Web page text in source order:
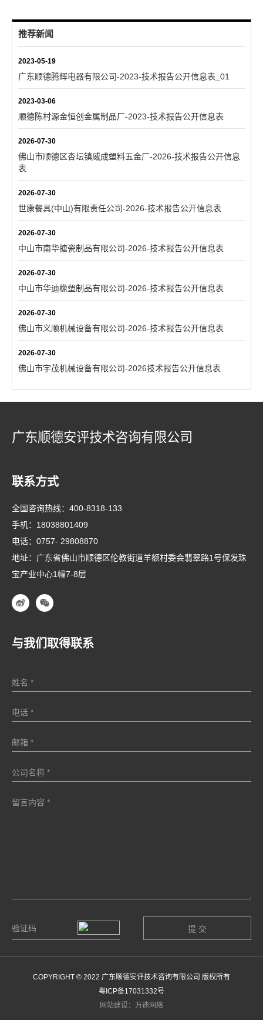
推荐新闻
2023-05-19
广东顺德腾辉电器有限公司-2023-技术报告公开信息表_01
2023-03-06
顺德陈村源金恒创金属制品厂-2023-技术报告公开信息表
2026-07-30
佛山市顺德区杏坛镇威成塑料五金厂-2026-技术报告公开信息
表
2026-07-30
世康餐具(中山)有限责任公司-2026-技术报告公开信息表
2026-07-30
中山市南华搪瓷制品有限公司-2026-技术报告公开信息表
2026-07-30
中山市华迪橡塑制品有限公司-2026-技术报告公开信息表
2026-07-30
佛山市义顺机械设备有限公司-2026-技术报告公开信息表
2026-07-30
佛山市宇茂机械设备有限公司-2026技术报告公开信息表
广东顺德安评技术咨询有限公司
联系方式
全国咨询热线： 400-8318-133
手机： 18038801409
电话： 0757- 29808870
地址：广东省佛山市顺德区伦教街道羊额村委会翡翠路1号保发珠
宝产业中心1幢7-8层
与我们取得联系
COPYRIGHT © 2022 广东顺德安评技术咨询有限公司 版权所有
粤ICP备17031332号
网站建设：万迪网络